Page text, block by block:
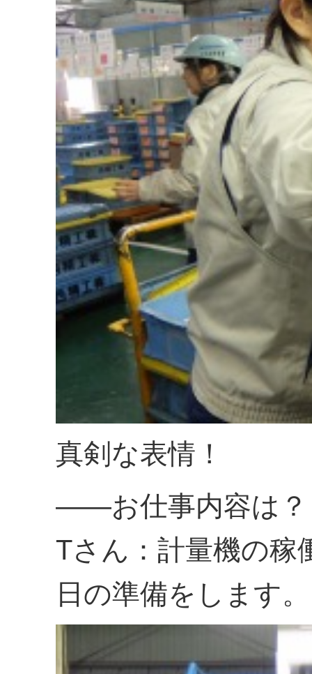
真剣な表情！
――お仕事内容は？
Tさん：計量機の稼
日の準備をします。